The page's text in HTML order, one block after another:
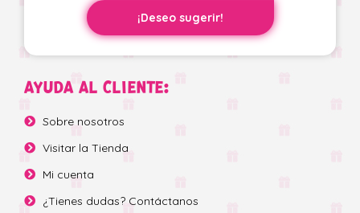
¡Deseo sugerir!
AYUDA AL CLIENTE:
Sobre nosotros
Visitar la Tienda
Mi cuenta
¿Tienes dudas? Contáctanos